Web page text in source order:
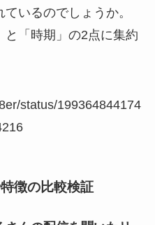
いるのでしょうか。
「時期」の2点に集約
status/199364844174
徴の比較検証